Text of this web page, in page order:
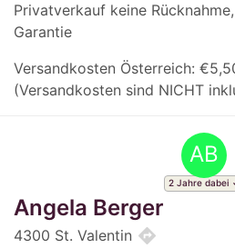
Privatverkauf keine
Garantie
Versandkosten Österreich:
(Versandkosten sind NICHT
AB
2 Jahre dabei
Angela Berger
4300 St. Valentin directions